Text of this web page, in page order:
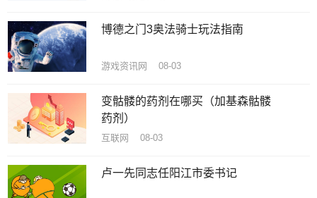
博德之门3奥法骑士玩法指南
游戏资讯网 08-03
变骷髅的药剂在哪买（加基森骷髅
药剂）
互联网 08-03
卢一先同志任阳江市委书记